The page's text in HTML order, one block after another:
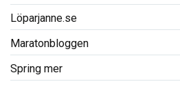
Löparjanne.se
Maratonbloggen
Spring mer